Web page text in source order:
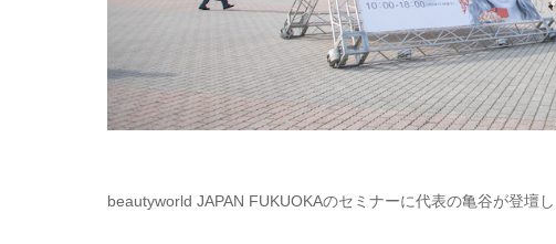
beautyworld JAPAN FUKUOKAのセミナーに代表の亀谷が登壇し